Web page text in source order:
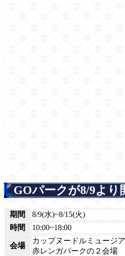
GOパークが8/9より
期間
8/9(水)~8/15(火)
時間
10:00~18:00
会場
カップヌードルミュージ
赤レンガパークの２会場